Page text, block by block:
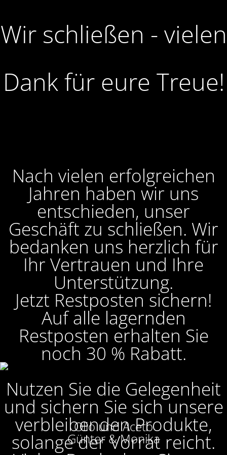
Wir schließen - vielen
Dank für eure Treue!
Nach vielen erfolgreichen
Jahren haben wir uns
entschieden, unser
Geschäft zu schließen. Wir
bedanken uns herzlich für
Ihr Vertrauen und Ihre
Unterstützung.
Jetzt Restposten sichern!
Auf alle lagernden
Restposten erhalten Sie
noch 30 % Rabatt.
Nutzen Sie die Gelegenheit
und sichern Sie sich unsere
verbleibenden Produkte,
solange der Vorrat reicht.
Olio und Aceto
Günter & Monika